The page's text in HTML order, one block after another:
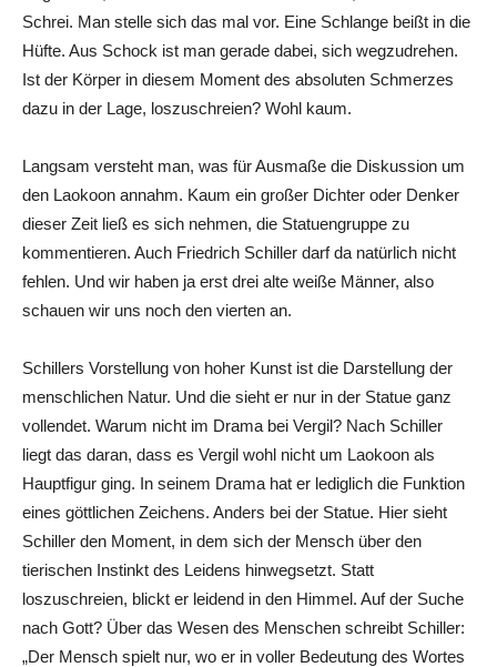
Schrei. Man stelle sich das mal vor. Eine Schlange beißt in die
Hüfte. Aus Schock ist man gerade dabei, sich wegzudrehen.
Ist der Körper in diesem Moment des absoluten Schmerzes
dazu in der Lage, loszuschreien? Wohl kaum.
Langsam versteht man, was für Ausmaße die Diskussion um
den Laokoon annahm. Kaum ein großer Dichter oder Denker
dieser Zeit ließ es sich nehmen, die Statuengruppe zu
kommentieren. Auch Friedrich Schiller darf da natürlich nicht
fehlen. Und wir haben ja erst drei alte weiße Männer, also
schauen wir uns noch den vierten an.
Schillers Vorstellung von hoher Kunst ist die Darstellung der
menschlichen Natur. Und die sieht er nur in der Statue ganz
vollendet. Warum nicht im Drama bei Vergil? Nach Schiller
liegt das daran, dass es Vergil wohl nicht um Laokoon als
Hauptfigur ging. In seinem Drama hat er lediglich die Funktion
eines göttlichen Zeichens. Anders bei der Statue. Hier sieht
Schiller den Moment, in dem sich der Mensch über den
tierischen Instinkt des Leidens hinwegsetzt. Statt
loszuschreien, blickt er leidend in den Himmel. Auf der Suche
nach Gott? Über das Wesen des Menschen schreibt Schiller:
„Der Mensch spielt nur, wo er in voller Bedeutung des Wortes